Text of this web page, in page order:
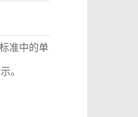
准中的单
。